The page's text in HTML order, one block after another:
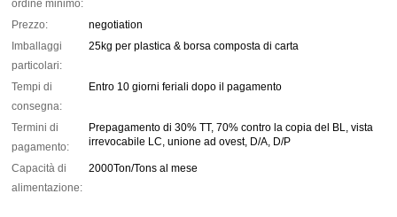
ordine minimo:
Prezzo:
negotiation
Imballaggi
particolari:
25kg per plastica & borsa composta di carta
Tempi di
consegna:
Entro 10 giorni feriali dopo il pagamento
Termini di
pagamento:
Prepagamento di 30% TT, 70% contro la copia del BL, vista
irrevocabile LC, unione ad ovest, D/A, D/P
Capacità di
alimentazione:
2000Ton/Tons al mese